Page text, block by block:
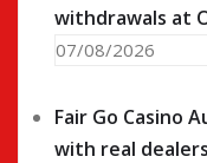
withdrawals at
07/08/2026
Fair Go Casino
with real